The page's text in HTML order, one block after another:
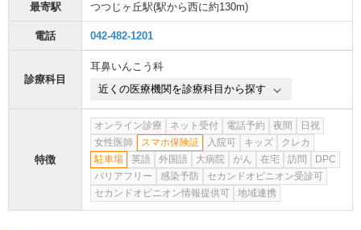
最寄駅 つつじヶ丘駅(駅から西に約130m)
電話 042-482-1201
診療科目
耳鼻いんこう科
近くの医療機関を診療科目から探す
特徴
オンライン診療 ネット受付 電話予約 夜間
日祝
女性医師
スマホ保険証 入院可 キッズ
クレカ
駐車場
英語 外国語 大病院 がん 在宅 訪問
DPC
バリアフリー
感染予防
セカンドオピニオン受診可
セカンドオピニオン情報提供可
地域連携